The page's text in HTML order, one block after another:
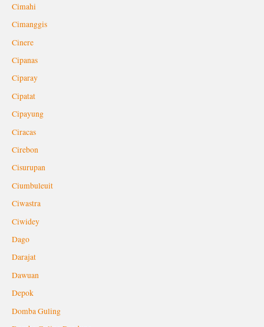
Cimahi
Cimanggis
Cinere
Cipanas
Ciparay
Cipatat
Cipayung
Ciracas
Cirebon
Cisurupan
Ciumbuleuit
Ciwastra
Ciwidey
Dago
Darajat
Dawuan
Depok
Domba Guling